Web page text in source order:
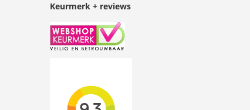
Keurmerk + reviews